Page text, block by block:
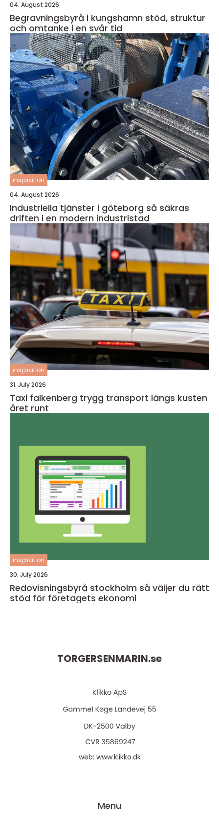
04. August 2026
Begravningsbyrå i kungshamn stöd, struktur
och omtanke i en svår tid
inspiration
04. August 2026
Industriella tjänster i göteborg så säkras
driften i en modern industristad
inspiration
31. July 2026
Taxi falkenberg trygg transport längs kusten
året runt
inspiration
30. July 2026
Redovisningsbyrå stockholm så väljer du rätt
stöd för företagets ekonomi
TORGERSENMARIN.se
web: www.klikko.dk
Menu